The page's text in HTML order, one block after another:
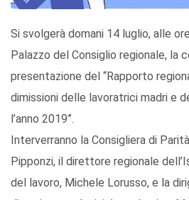
Si svolgerà domani 14 luglio, alle
Palazzo del Consiglio regionale, la
presentazione del “Rapporto
dimissioni delle lavoratrici madri e
l’anno 2019”.
Interverranno la Consigliera di
Pipponzi, il direttore regionale
del lavoro, Michele Lorusso, e la